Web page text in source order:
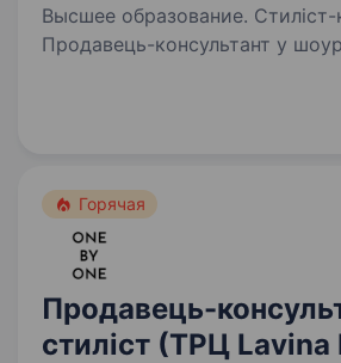
Высшее образование. Стиліст-консультант /
Продавець-консультант у
Горячая
Продавець-
стиліст (ТРЦ Lavina